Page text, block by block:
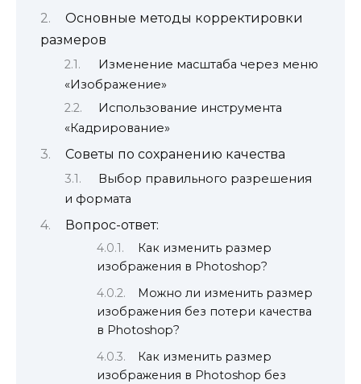
Основные методы корректировки
размеров
Изменение масштаба через меню
«Изображение»
Использование инструмента
«Кадрирование»
Советы по сохранению качества
Выбор правильного разрешения
и формата
Вопрос-ответ:
Как изменить размер
изображения в Photoshop?
Можно ли изменить размер
изображения без потери качества
в Photoshop?
Как изменить размер
изображения в Photoshop без